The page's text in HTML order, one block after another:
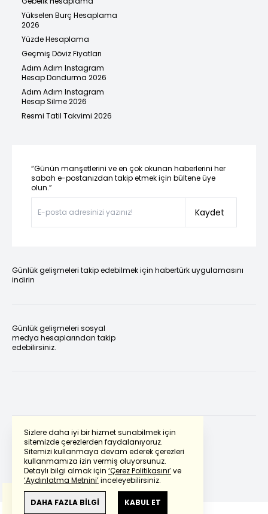
Sizlere daha iyi bir hizmet sunabilmek için
sitemizde çerezlerden faydalanıyoruz.
Sitemizi kullanmaya devam ederek çerezleri
kullanmamıza izin vermiş oluyorsunuz.
Detaylı bilgi almak için ‘Çerez Politikasını’ve
‘Aydınlatma Metnini’inceleyebilirsiniz.
DAHA FAZLA BİLGİ KABUL ET
Yükselen Burç Hesaplama
2026
Yüzde Hesaplama
Geçmiş Döviz Fiyatları
Adım Adım Instagram
Hesap Dondurma 2026
Adım Adım Instagram
Hesap Silme 2026
Resmi Tatil Takvimi 2026
“Günün manşetlerini ve en çok okunan haberlerini her
sabah e-postanızdan takip etmek için bültene üye
olun.”
Kaydet
Günlük gelişmeleri takip edebilmek için habertürk uygulamasını
indirin
Günlük gelişmeleri sosyal
medya hesaplarından takip
edebilirsiniz.
Powered by Translate
Bu çevirideGoogle Transletekullanılmıştır.
Anlam ve çeviri hatalarından
haberturk.com
sorumlu değildir.